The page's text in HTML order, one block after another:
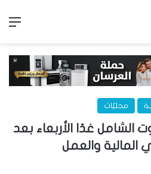
محليّات
الشامل غدًا الأربعاء بعد
المالية والعمل